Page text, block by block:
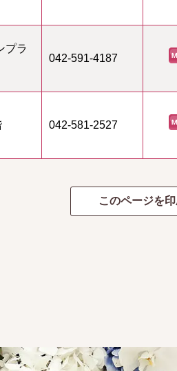
プラ
042-591-4187
042-581-2527